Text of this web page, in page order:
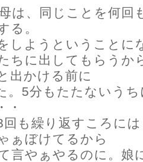
は、同じことを何回
る。
しようということに
ちに出してもらうか
出かける前に
。5分もたたないう
・
回も繰り返すころに
ぁぼけてるから
言やぁやるのに。娘